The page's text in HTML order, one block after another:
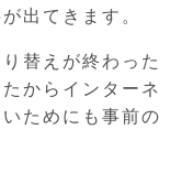
出てきます。
替えが終わった
からインターネ
ためにも事前の